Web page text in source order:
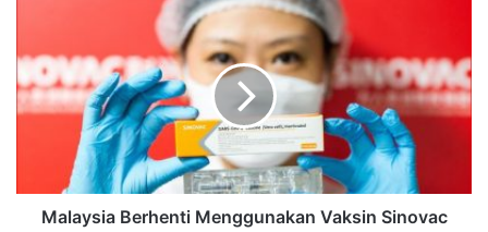
Malaysia Berhenti Menggunakan Vaksin Sinovac